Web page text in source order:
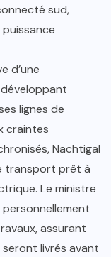
sud,
d’une
lignes de
craintes
Nachtigal
transport prêt à
Le ministre
assurant
livrés avant